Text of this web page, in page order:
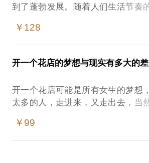
到了蓬勃发展。随着人们生活节奏
和美好的时光。
烈的市场中脱颖而出，成为创业者
题。
2.咖啡厅创业咨询服务及其提供方案
3.案例分析
4.风险管理和未来发展趋势等方面
￥128
开一个花店的梦想与现实有多大的差
开一个花店可能是所有女生的梦想
太多的人，走进来，又走出去，当
什么做不成？成功的因素有很多，
￥99